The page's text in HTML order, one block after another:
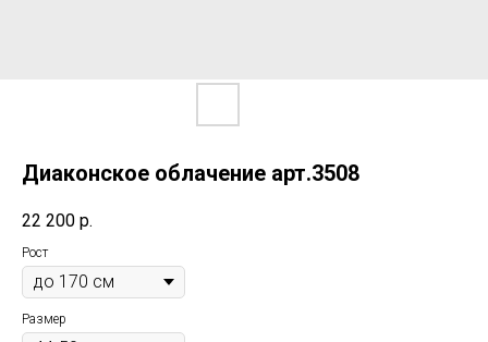
Диаконское облачение арт.3508
22 200 р.
Рост
Размер